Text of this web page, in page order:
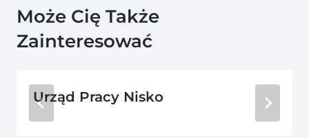
Może Cię Także
Zainteresować
Urząd Pracy Nisko